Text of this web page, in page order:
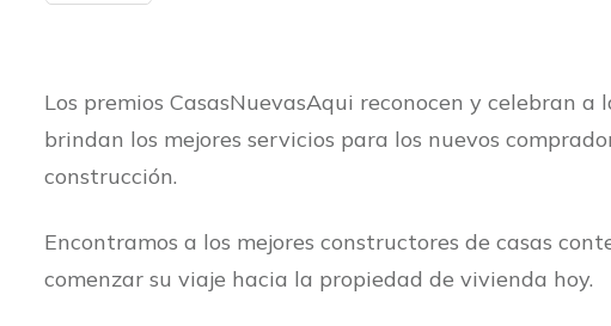
Los premios CasasNuevasAqui reconocen y celebran a
brindan los mejores servicios para los nuevos
construcción.
Encontramos a los mejores constructores de casas
comenzar su viaje hacia la propiedad de vivienda hoy.